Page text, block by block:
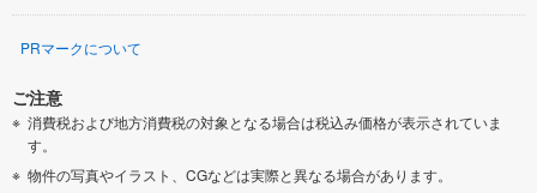
PRマークについて
ご注意
消費税および地方消費税の対象となる場合は税込み価格が表示されていま
す。
物件の写真やイラスト、CGなどは実際と異なる場合があります。